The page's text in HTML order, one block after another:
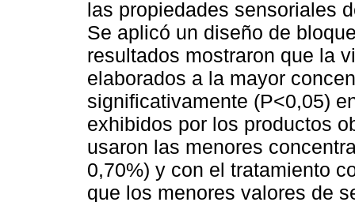
las propiedades sensoriales
Se aplicó un diseño de
resultados mostraron que la
elaborados a la mayor
significativamente (P<0,05)
exhibidos por los productos
usaron las menores
0,70%) y con el tratamiento
que los menores valores de